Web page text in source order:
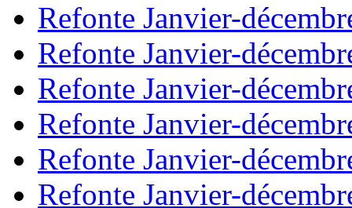
Refonte Janvier-
Refonte Janvier-
Refonte Janvier-
Refonte Janvier-
Refonte Janvier-
Refonte Janvier-